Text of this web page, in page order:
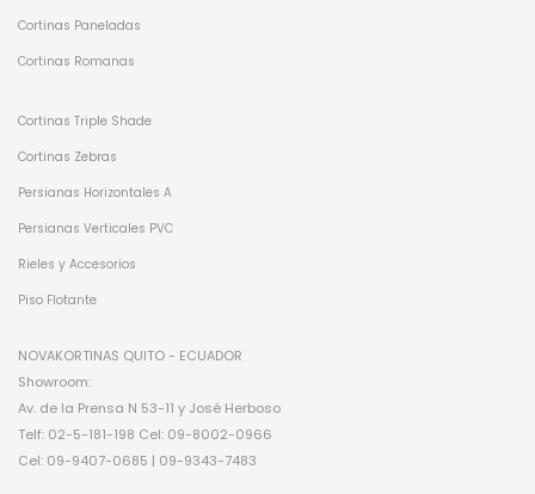
Cortinas Paneladas
Cortinas Romanas
Cortinas Triple Shade
Cortinas Zebras
Persianas Horizontales A
Persianas Verticales PVC
Rieles y Accesorios
Piso Flotante
NOVAKORTINAS QUITO - ECUADOR
Showroom:
Av. de la Prensa N 53-11 y José Herboso
Telf: 02-5-181-198 Cel: 09-8002-0966
Cel: 09-9407-0685 | 09-9343-7483